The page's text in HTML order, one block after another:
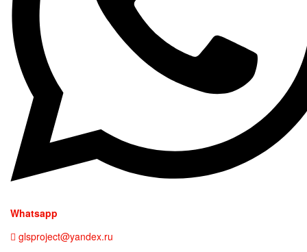
Whatsapp
glsproject@yandex.ru